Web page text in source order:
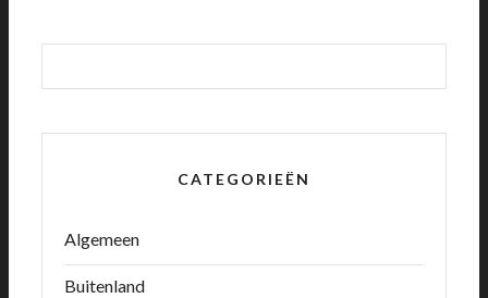
CATEGORIEËN
Algemeen
Buitenland